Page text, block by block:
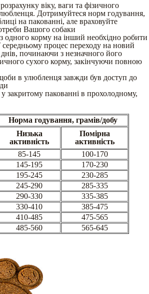
віку, ваги та фізичного
Дотримуйтеся норм годування,
на пакованні, але враховуйте
Вашого собаки
одного корму на інший необхідно робити
процес переходу на новий
починаючи з незначного його
сухого корму, закінчуючи повною
в улюбленця завжди був доступ до
у закритому пакованні в прохолодному,
Норма годування, грамів/добу
Низька
активність
Помірна
активність
85-145
100-170
145-195
170-230
195-245
230-285
245-290
285-335
290-330
335-385
330-410
385-475
410-485
475-565
485-560 565-645